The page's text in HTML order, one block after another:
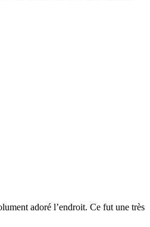
adoré l’endroit. Ce fut une très